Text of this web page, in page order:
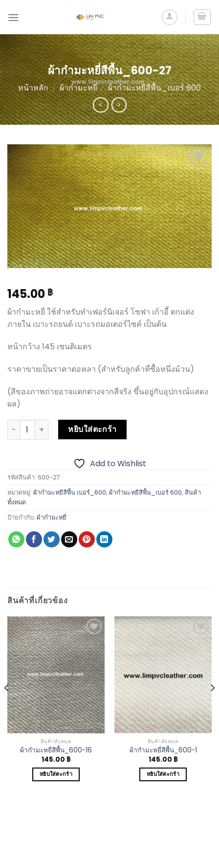
ผ้ากำมะหยี่สีพื้น_600-27
หน้าหลัก / ผ้ากำมะหยี่ / ผ้ากำมะหยีสีพื้น_เบอร์ 600
Add to
Wishlist
145.00 ฿
ผ้ากำมะหยี่ ใช้สำหรับทำเฟอร์นิเจอร์ โซฟา เก้าอี้ ตกแต่ง
ภายใน เบาะรถยนต์ เบาะรถมอเตอร์ไซค์ เป็นต้น
หน้ากว้าง 145 เซนติเมตร
ราคาขายเป็นราคาต่อหลา (สำหรับลูกค้าที่ซื้อหนึ่งม้วน)
(สีของภาพถ่ายอาจแตกต่างจากสีจริง ขึ้นอยู่กับอุปกรณ์แสดง
ผล)
หยิบใส่ตะกร้า
Add to Wishlist
รหัสสินค้า: 600-27
หมวดหมู่: ผ้ากำมะหยีสีพื้น เบอร์_600, ผ้ากำมะหยีสีพื้น_เบอร์ 600, สินค้า
ทั้งหมด
ป้ายกำกับ: ผ้ากำมะหยี่
สินค้าที่เกี่ยวข้อง
Add to
Wishlist
สินค้าทั้งหมด
ผ้ากำมะหยี่สีพื้น_600-16
145.00 ฿
หยิบใส่ตะกร้า
สินค้าทั้งหมด
ผ้ากำมะหยี่สีพื้น_600-1
145.00 ฿
หยิบใส่ตะกร้า